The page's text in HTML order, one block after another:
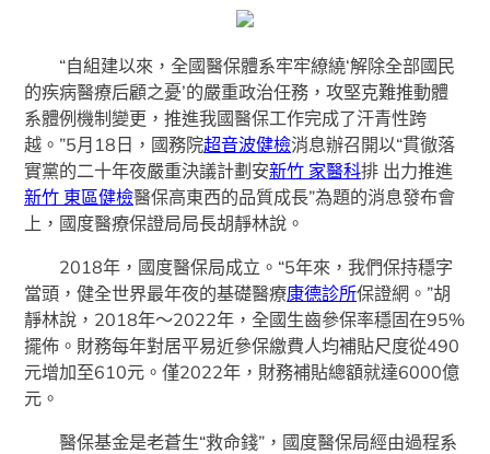
“自組建以來，全國醫保體系牢牢繚繞‘解除全部國民
的疾病醫療后顧之憂’的嚴重政治任務，攻堅克難推動體
系體例機制變更，推進我國醫保工作完成了汗青性跨
越。”5月18日，國務院超音波健檢消息辦召開以“貫徹落
實黨的二十年夜嚴重決議計劃安新竹 家醫科排 出力推進
新竹 東區健檢醫保高東西的品質成長”為題的消息發布會
上，國度醫療保證局局長胡靜林說。
2018年，國度醫保局成立。“5年來，我們保持穩字
當頭，健全世界最年夜的基礎醫療康德診所保證網。”胡
靜林說，2018年～2022年，全國生齒參保率穩固在95%
擺佈。財務每年對居平易近參保繳費人均補貼尺度從490
元增加至610元。僅2022年，財務補貼總額就達6000億
元。
醫保基金是老蒼生“救命錢”，國度醫保局經由過程系